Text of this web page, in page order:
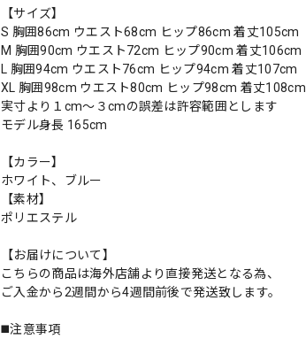
【サイズ】
S 胸囲86cm ウエスト68cm ヒップ86cm 着丈105cm
M 胸囲90cm ウエスト72cm ヒップ90cm 着丈106cm
L 胸囲94cm ウエスト76cm ヒップ94cm 着丈107cm
XL 胸囲98cm ウエスト80cm ヒップ98cm 着丈108cm
実寸より１cm〜３cmの誤差は許容範囲とします
モデル身長 165cm
【カラー】
ホワイト、ブルー
【素材】
ポリエステル
【お届けについて】
こちらの商品は海外店舗より直接発送となる為、
ご入金から2週間から4週間前後で発送致します。
◼️注意事項